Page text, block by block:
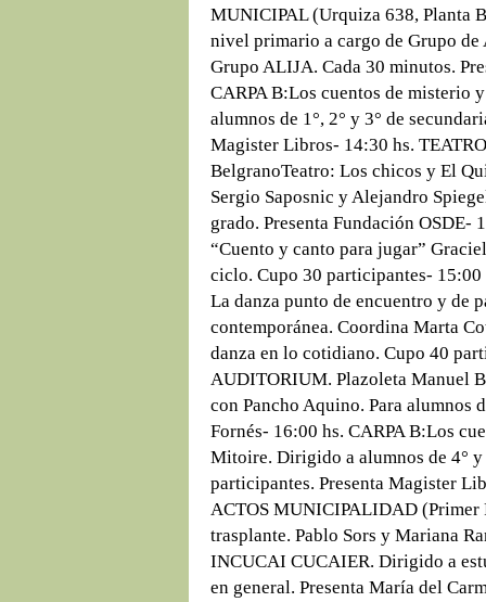
MUNICIPAL (Urquiza 638, Planta
nivel primario a cargo de Grupo
Grupo ALIJA. Cada 30 minutos.
CARPA B:Los cuentos de
alumnos de 1°, 2° y 3° de
Magister Libros- 14:30 hs.
BelgranoTeatro: Los chicos y El
Sergio Saposnic y Alejandro
grado. Presenta Fundación OSDE-
“Cuento y canto para jugar”
ciclo. Cupo 30 participantes-
La danza punto de encuentro y de
contemporánea. Coordina Marta
danza en lo cotidiano. Cupo 40
AUDITORIUM. Plazoleta Manuel
con Pancho Aquino. Para alumnos
Fornés- 16:00 hs. CARPA B:Los
Mitoire. Dirigido a alumnos de 4° y
participantes. Presenta Magister
ACTOS MUNICIPALIDAD (Primer
trasplante. Pablo Sors y Mariana
INCUCAI CUCAIER. Dirigido a
en general. Presenta María del